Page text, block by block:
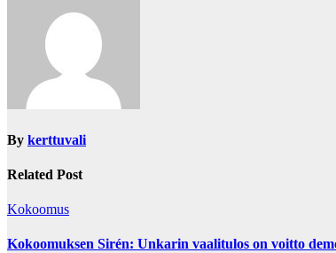
By kerttuvali
Related Post
Kokoomus
Kokoomuksen Sirén: Unkarin vaalitulos on voitto